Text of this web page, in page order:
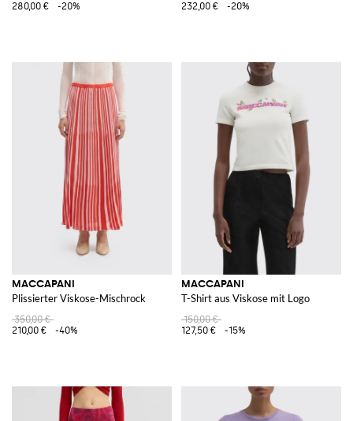
280,00 €
-20%
232,00 €
-20%
MACCAPANI
Plissierter Viskose-Mischrock
350,00 €
210,00 €
-40%
MACCAPANI
T-Shirt aus Viskose mit Logo
150,00 €
127,50 €
-15%